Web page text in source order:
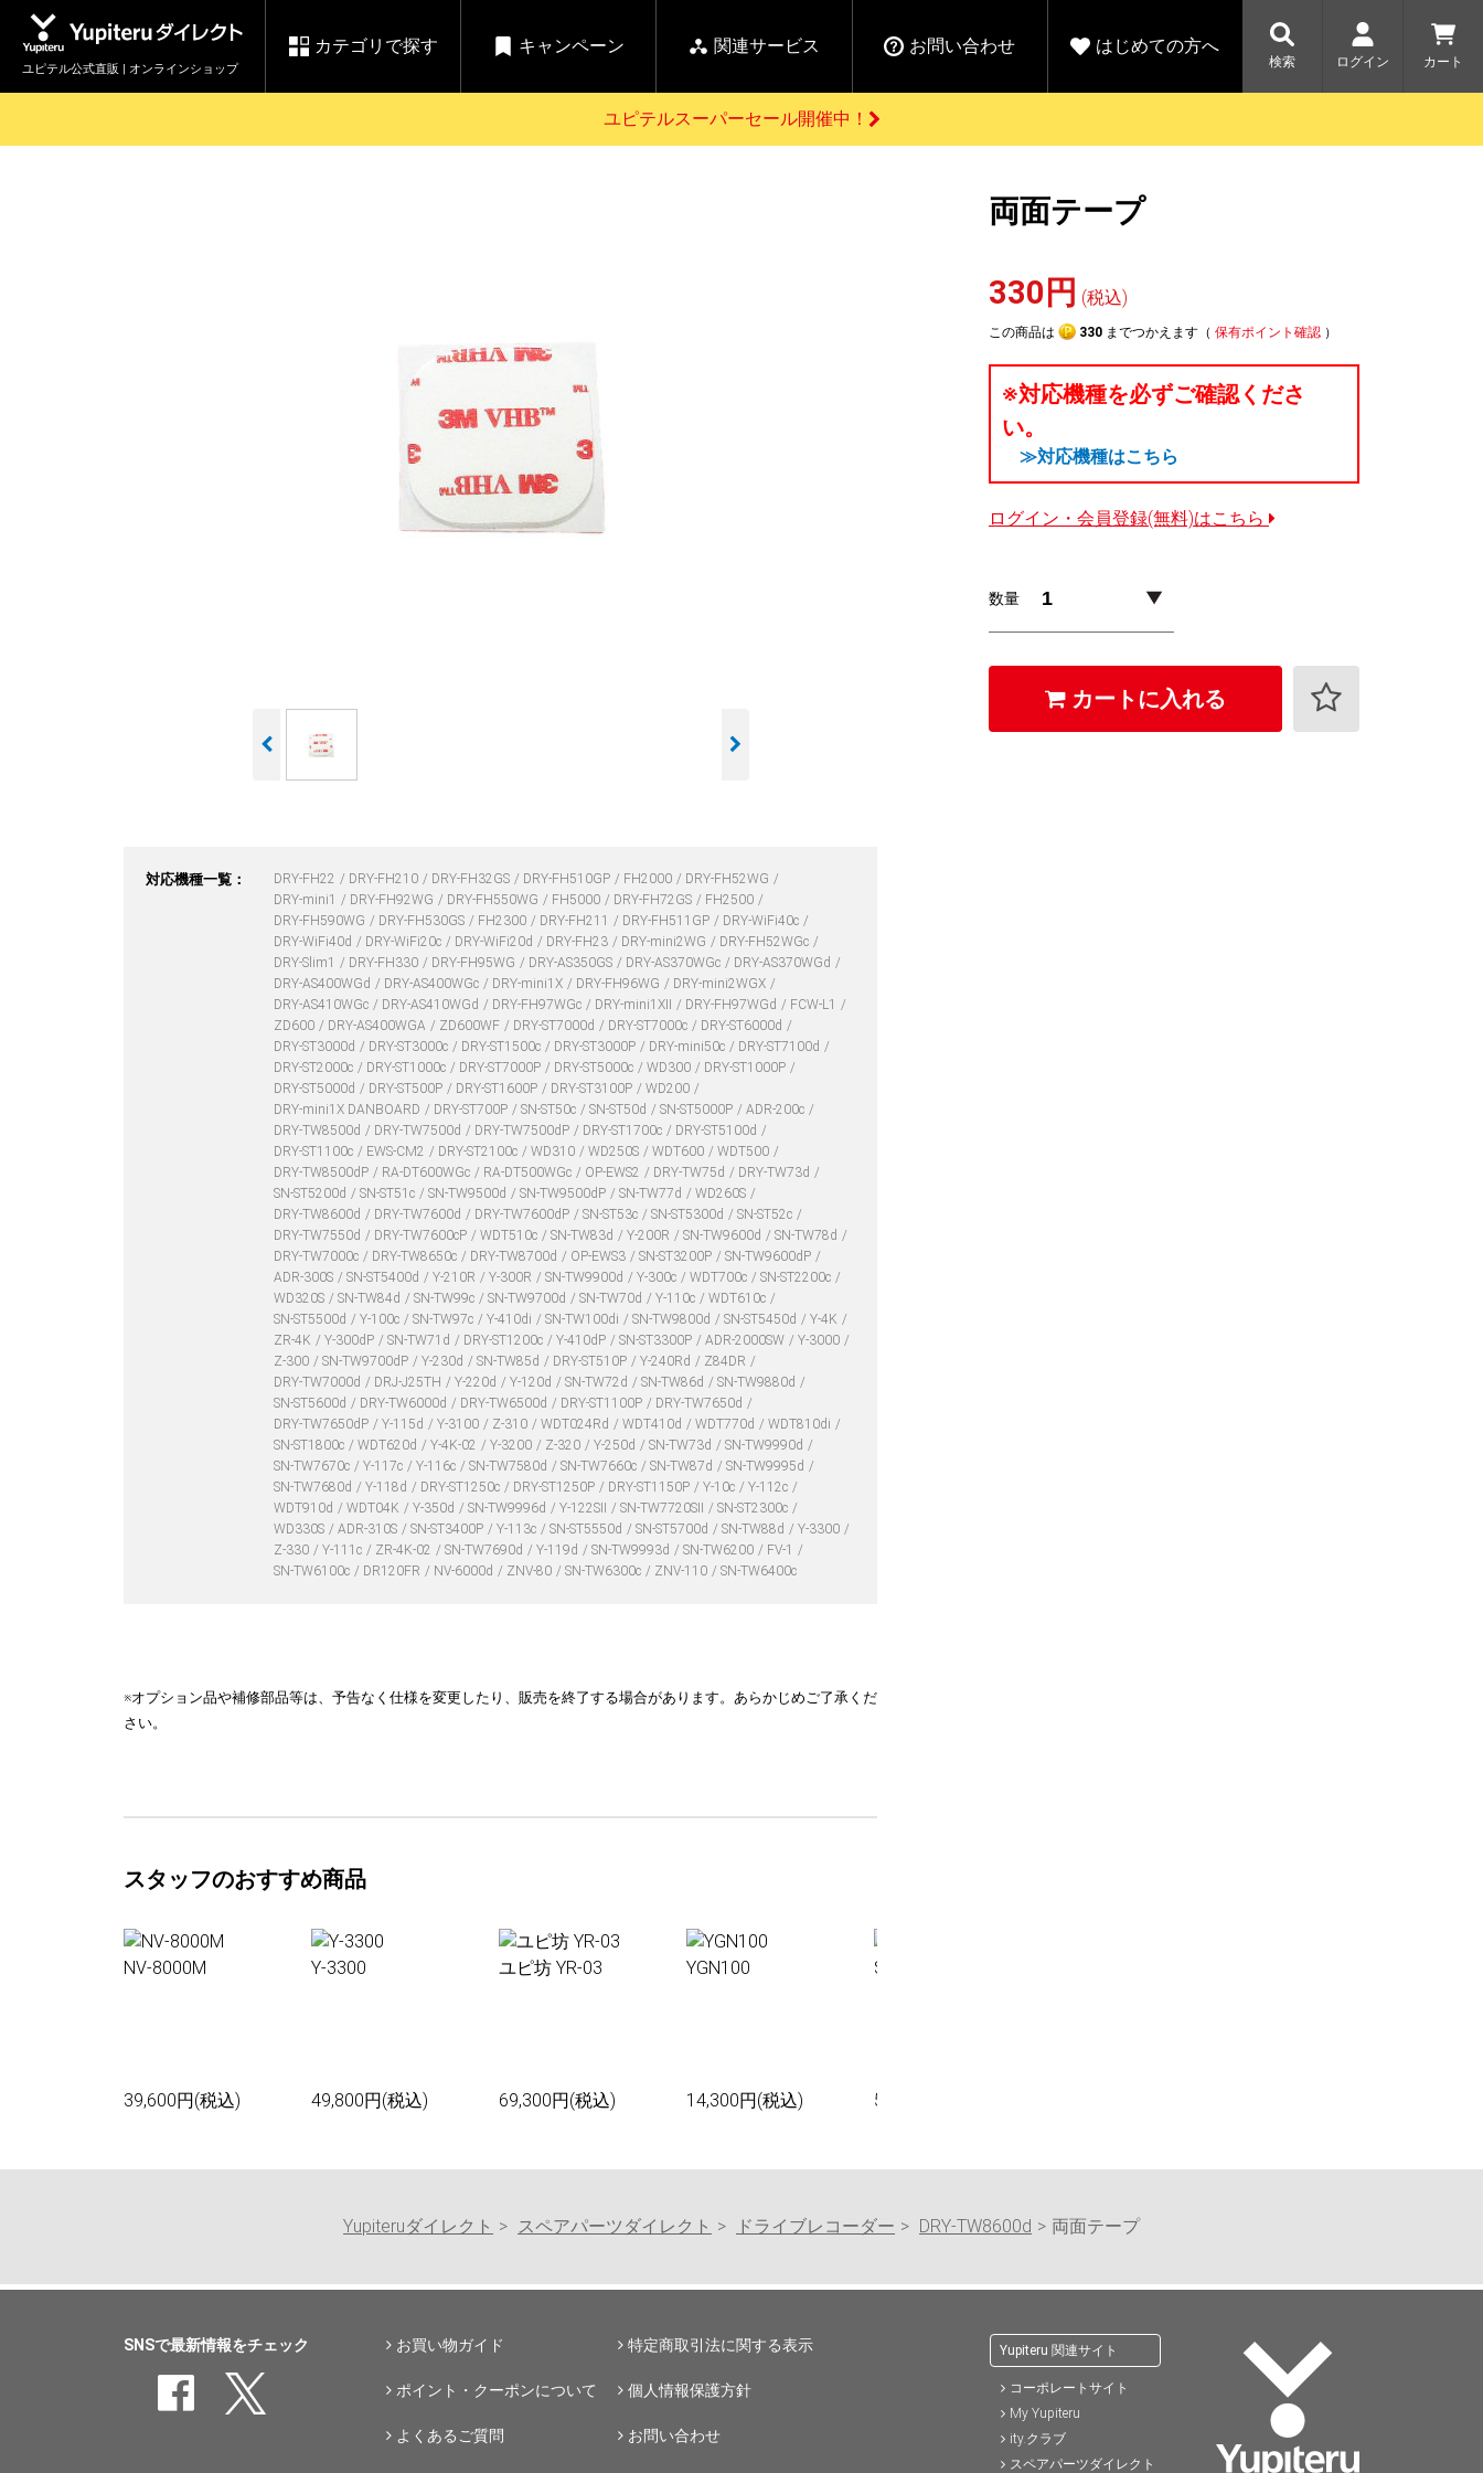
ユピテル公式直販 | オンラインショップ
カテゴリで探す キャンペーン 関連サービス お問い合わせ はじめての方へ
検索 ログイン カート
ゴルフ
Yupiteruオリジナル
アウトレット
駐車監視機能 標準搭載
駐車監視セット
大口注文はこちら
ユピテル公式サイトはこちら
りかえ応援サービス
開催中
各種お問い合わせはこちら
新規会員登録をする
登録後すぐに使える1000ポイントをプレゼント
ユピテルスーパーセール開催中！
対応機種一覧： DRY-FH22 DRY-FH210 DRY-FH32GS DRY-FH510GP FH2000
DRY-FH52WG
DRY-mini1
DRY-FH92WG DRY-FH550WG FH5000 DRY-FH72GS
FH2500
DRY-FH590WG
DRY-FH530GS FH2300 DRY-FH211 DRY-FH511GP
DRY-WiFi40c
DRY-WiFi40d
DRY-WiFi20c DRY-WiFi20d DRY-FH23 DRY-mini2WG
DRY-FH52WGc
DRY-Slim1
DRY-FH330 DRY-FH95WG DRY-AS350GS DRY-AS370WGc
DRY-AS370WGd
DRY-AS400WGd
DRY-AS400WGc DRY-mini1X DRY-FH96WG
DRY-mini2WGX
DRY-AS410WGc
DRY-AS410WGd DRY-FH97WGc DRY-mini1XII DRY-FH97WGd
FCW-L1
ZD600
DRY-AS400WGA ZD600WF DRY-ST7000d DRY-ST7000c
DRY-ST6000d
DRY-ST3000d
DRY-ST3000c DRY-ST1500c DRY-ST3000P DRY-mini50c
DRY-ST7100d
DRY-ST2000c
DRY-ST1000c DRY-ST7000P DRY-ST5000c WD300
DRY-ST1000P
DRY-ST5000d
DRY-ST500P DRY-ST1600P DRY-ST3100P
WD200
DRY-mini1X DANBOARD
DRY-ST700P SN-ST50c SN-ST50d SN-ST5000P
ADR-200c
DRY-TW8500d
DRY-TW7500d DRY-TW7500dP DRY-ST1700c
DRY-ST5100d
DRY-ST1100c
EWS-CM2 DRY-ST2100c WD310 WD250S WDT600
WDT500
DRY-TW8500dP
RA-DT600WGc RA-DT500WGc OP-EWS2 DRY-TW75d
DRY-TW73d
SN-ST5200d
SN-ST51c SN-TW9500d SN-TW9500dP SN-TW77d
WD260S
DRY-TW8600d
DRY-TW7600d DRY-TW7600dP SN-ST53c SN-ST5300d
SN-ST52c
DRY-TW7550d
DRY-TW7600cP WDT510c SN-TW83d Y-200R SN-TW9600d
SN-TW78d
DRY-TW7000c
DRY-TW8650c DRY-TW8700d OP-EWS3 SN-ST3200P
SN-TW9600dP
ADR-300S
SN-ST5400d Y-210R Y-300R SN-TW9900d Y-300c WDT700c
SN-ST2200c
WD320S
SN-TW84d SN-TW99c SN-TW9700d SN-TW70d Y-110c
WDT610c
SN-ST5500d
Y-100c SN-TW97c Y-410di SN-TW100di SN-TW9800d SN-ST5450d
Y-4K
ZR-4K
Y-300dP SN-TW71d DRY-ST1200c Y-410dP SN-ST3300P ADR-2000SW
Y-3000
Z-300
SN-TW9700dP Y-230d SN-TW85d DRY-ST510P Y-240Rd
Z84DR
DRY-TW7000d
DRJ-J25TH Y-220d Y-120d SN-TW72d SN-TW86d
SN-TW9880d
SN-ST5600d
DRY-TW6000d DRY-TW6500d DRY-ST1100P
DRY-TW7650d
DRY-TW7650dP
Y-115d Y-3100 Z-310 WDT024Rd WDT410d WDT770d
WDT810di
SN-ST1800c
WDT620d Y-4K-02 Y-3200 Z-320 Y-250d SN-TW73d
SN-TW9990d
SN-TW7670c
Y-117c Y-116c SN-TW7580d SN-TW7660c SN-TW87d
SN-TW9995d
SN-TW7680d
Y-118d DRY-ST1250c DRY-ST1250P DRY-ST1150P Y-10c
Y-112c
WDT910d
WDT04K Y-350d SN-TW9996d Y-122SⅡ SN-TW7720SⅡ
SN-ST2300c
WD330S
ADR-310S SN-ST3400P Y-113c SN-ST5550d SN-ST5700d SN-TW88d
Y-3300
Z-330
Y-111c ZR-4K-02 SN-TW7690d Y-119d SN-TW9993d SN-TW6200
FV-1
SN-TW6100c
DR120FR NV-6000d ZNV-80 SN-TW6300c ZNV-110 SN-TW6400c
※オプション品や補修部品等は、予告なく仕様を変更したり、販売を終了する場合があります。あらかじめご了承くだ
さい。
スタッフのおすすめ商品
NV-8000M
39,600円(税込)
Y-3300
49,800円(税込)
ユピ坊 YR-03
69,300円(税込)
YGN100
14,300円(税込)
Sakura01
55,000円(税込)
両面テープ
330円 (税込)
この商品は 330 までつかえます（ 保有ポイント確認 ）
※対応機種を必ずご確認くださ
い。
≫対応機種はこちら
ログイン・会員登録(無料)はこちら
数量
カートに入れる
Yupiteruダイレクト スペアパーツダイレクト ドライブレコーダー DRY-TW8600d 両面テープ
SNSで最新情報をチェック お買い物ガイド 特定商取引法に関する表示
ポイント・クーポンについて 個人情報保護方針
よくあるご質問 お問い合わせ
Yupiteru 関連サイト
コーポレートサイト
My Yupiteru
ity.クラブ
スペアパーツダイレクト